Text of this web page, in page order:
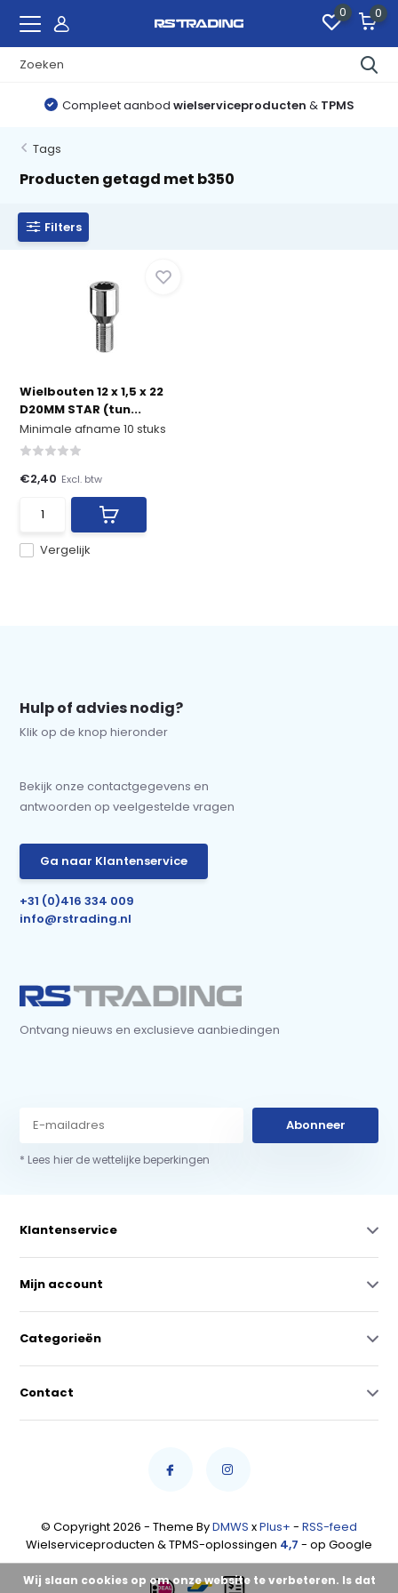
0 0
Compleet aanbod wielserviceproducten & TPMS
Tags
Producten getagd met b350
Filters
Wielbouten 12 x 1,5 x 22
D20MM STAR (tun...
Minimale afname 10 stuks
Vergelijk
€2,40 Excl. btw
Hulp of advies nodig?
Klik op de knop hieronder
Bekijk onze contactgegevens en
antwoorden op veelgestelde vragen
Ga naar Klantenservice
+31 (0)416 334 009
info@rstrading.nl
Ontvang nieuws en exclusieve aanbiedingen
Abonneer
* Lees hier de wettelijke beperkingen
Klantenservice
Mijn account
Categorieën
Contact
© Copyright 2026 - Theme ByDMWS xPlus+ - RSS-feed
Wielserviceproducten & TPMS-oplossingen 4,7 - op Google
Wij slaan cookies op om onze website te verbeteren. Is dat